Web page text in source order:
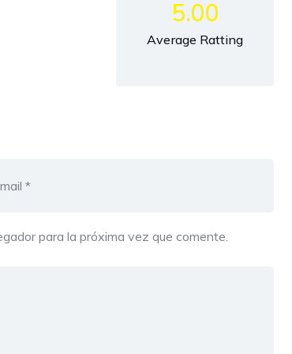
5.00
Average Ratting
para la próxima vez que comente.